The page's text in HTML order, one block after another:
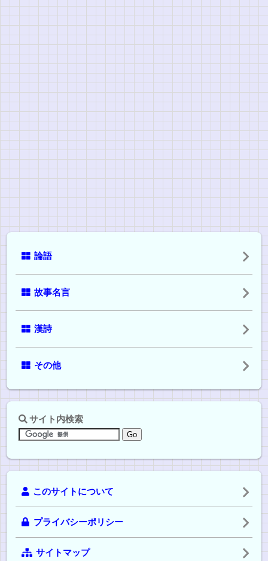
論語
故事名言
漢詩
その他
サイト内検索
このサイトについて
プライバシーポリシー
サイトマップ